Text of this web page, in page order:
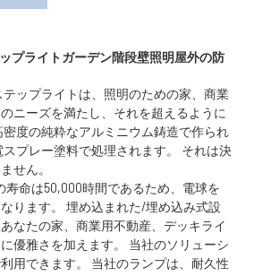
プライトガーデン階段壁照明屋外の防
テップライトは、照明のための家、商業
ニーズを満たし、それを超えるように
度の純粋なアルミニウム鋳造で作られ
プレー塗料で処理されます。 それは決
せん。
寿命は50,000時間であるため、電球を
ります。 埋め込まれた/埋め込み式設
なたの家、商業用不動産、デッキライ
優雅さを加えます。 当社のソリューシ
用できます。 当社のランプは、耐久性